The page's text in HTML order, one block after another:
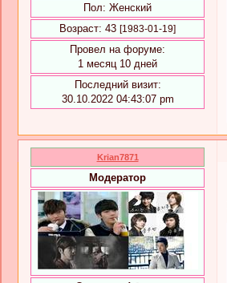
Пол: Женский
Возраст: 43 [1983-01-19]
Провел на форуме:
1 месяц 10 дней
Последний визит:
30.10.2022 04:43:07 pm
Krian7871
Модератор